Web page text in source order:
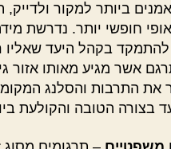
ביותר למקור ולדייק,
חופשי יותר. נדרשת
בקהל היעד שאליו
אשר מגיע מאותו אזור
את התרבות והסלנג
בצורה הטובה והקולעת